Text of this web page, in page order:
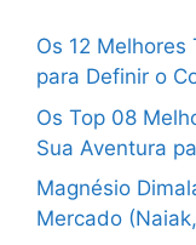
Os 12
para Definir o
Os Top 08
Sua Aventura
Magnésio
Mercado